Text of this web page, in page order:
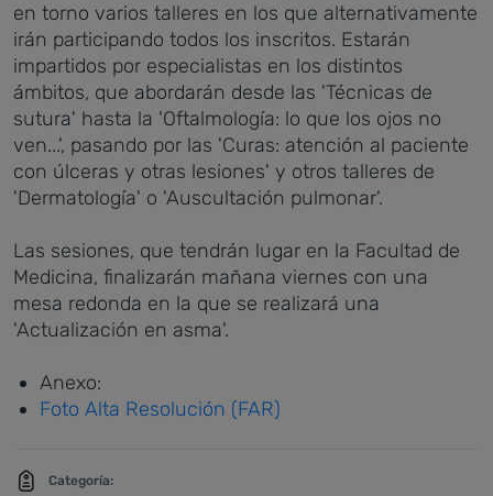
en torno varios talleres en los que alternativamente
irán participando todos los inscritos. Estarán
impartidos por especialistas en los distintos
ámbitos, que abordarán desde las 'Técnicas de
sutura' hasta la 'Oftalmología: lo que los ojos no
ven...', pasando por las 'Curas: atención al paciente
con úlceras y otras lesiones' y otros talleres de
'Dermatología' o 'Auscultación pulmonar'.
Las sesiones, que tendrán lugar en la Facultad de
Medicina, finalizarán mañana viernes con una
mesa redonda en la que se realizará una
'Actualización en asma'.
Anexo:
Foto Alta Resolución (FAR)
Categoría: